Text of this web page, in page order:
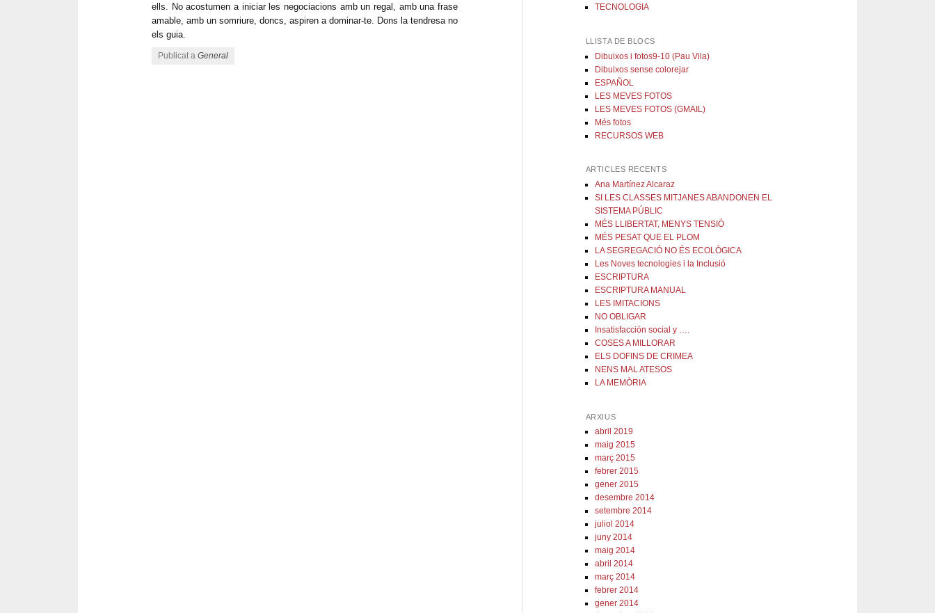
ells. No acostumen a iniciar les negociacions amb un regal, amb una frase
amable, amb un somriure, doncs, aspiren a dominar-te. Dons la tendresa no
els guia.
Publicat a General
TECNOLOGIA
LLISTA DE BLOCS
Dibuixos i fotos9-10 (Pau Vila)
Dibuixos sense colorejar
ESPAÑOL
LES MEVES FOTOS
LES MEVES FOTOS (GMAIL)
Més fotos
RECURSOS WEB
ARTICLES RECENTS
Ana Martínez Alcaraz
SI LES CLASSES MITJANES ABANDONEN EL
SISTEMA PÚBLIC
MÉS LLIBERTAT, MENYS TENSIÓ
MÉS PESAT QUE EL PLOM
LA SEGREGACIÓ NO ÉS ECOLÒGICA
Les Noves tecnologies i la Inclusió
ESCRIPTURA
ESCRIPTURA MANUAL
LES IMITACIONS
NO OBLIGAR
Insatisfacción social y ….
COSES A MILLORAR
ELS DOFINS DE CRIMEA
NENS MAL ATESOS
LA MEMÒRIA
ARXIUS
abril 2019
maig 2015
març 2015
febrer 2015
gener 2015
desembre 2014
setembre 2014
juliol 2014
juny 2014
maig 2014
abril 2014
març 2014
febrer 2014
gener 2014